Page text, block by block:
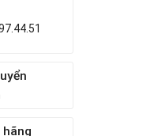
hãng